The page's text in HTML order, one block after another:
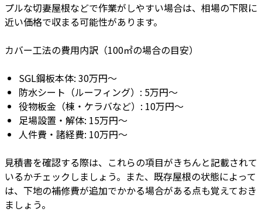
プルな切妻屋根などで作業がしやすい場合は、相場の下限に
近い価格で収まる可能性があります。
カバー工法の費用内訳（100㎡の場合の目安）
SGL鋼板本体: 30万円～
防水シート（ルーフィング）: 5万円～
役物板金（棟・ケラバなど）: 10万円～
足場設置・解体: 15万円～
人件費・諸経費: 10万円～
見積書を確認する際は、これらの項目がきちんと記載されて
いるかチェックしましょう。また、既存屋根の状態によって
は、下地の補修費が追加でかかる場合がある点も覚えておき
ましょう。